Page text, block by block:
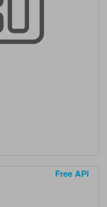
Free API